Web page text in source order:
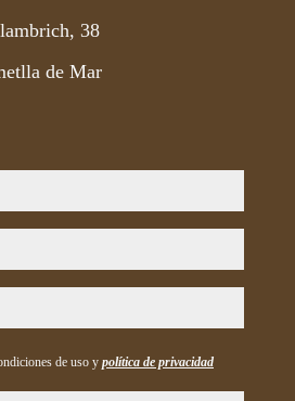
38
de Mar
de uso y política de privacidad